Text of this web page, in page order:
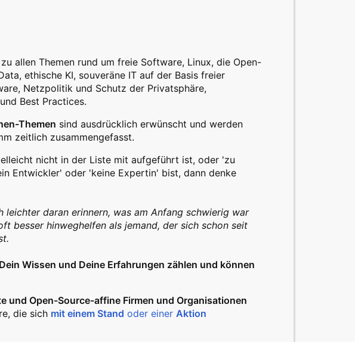
zu allen Themen rund um freie Software, Linux, die Open-
ethische KI, souveräne IT auf der Basis freier
Netzpolitik und Schutz der Privatsphäre,
Best Practices.
Themen sind ausdrücklich erwünscht und werden
zeitlich zusammengefasst.
nicht in der Liste mit aufgeführt ist, oder 'zu
Entwickler' oder 'keine Expertin' bist, dann denke
leichter daran erinnern, was am Anfang schwierig war
besser hinweghelfen als jemand, der sich schon seit
Dein Wissen und Deine Erfahrungen zählen und können
und Open-Source-affine Firmen und Organisationen
die sich mit einem Stand oder einer Aktion